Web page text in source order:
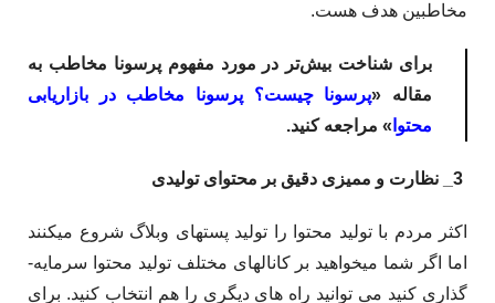
مخاطبین هدف هست.
برای شناخت بیش‌تر در مورد مفهوم پرسونا مخاطب به
مقاله «پرسونا چیست؟ پرسونا مخاطب در بازاریابی
محتوا » مراجعه کنید.
اکثر مردم با تولید محتوا را تولید پست­های وبلاگ شروع می­کنند
اما اگر شما می­خواهید بر کانال­های مختلف تولید محتوا سرمایه­
گذاری کنید می­ توانید راه­ های دیگری را هم انتخاب کنید. برای